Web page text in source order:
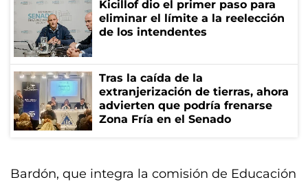
Kicillof dio el primer paso para
eliminar el límite a la reelección
de los intendentes
Tras la caída de la
extranjerización de tierras, ahora
advierten que podría frenarse
Zona Fría en el Senado
Bardón, que integra la comisión de Educación